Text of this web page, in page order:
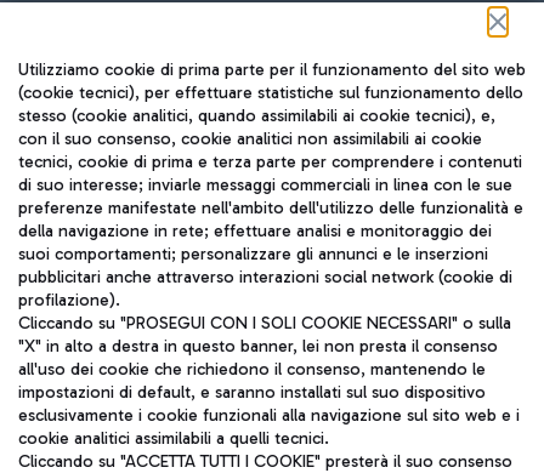
Seguici sui social
TRAVEL JOURNAL
ITA
Aeroporti di Roma S.p.A. - Società soggetta a direzione e
coordinamento di Mundys S.p.A.
Utilizziamo cookie di prima parte per il funzionamento del sito web
(cookie tecnici), per effettuare statistiche sul funzionamento dello
stesso (cookie analitici, quando assimilabili ai cookie tecnici), e,
con il suo consenso, cookie analitici non assimilabili ai cookie
tecnici, cookie di prima e terza parte per comprendere i contenuti
di suo interesse; inviarle messaggi commerciali in linea con le sue
preferenze manifestate nell'ambito dell'utilizzo delle funzionalità e
della navigazione in rete; effettuare analisi e monitoraggio dei
suoi comportamenti; personalizzare gli annunci e le inserzioni
pubblicitari anche attraverso interazioni social network (cookie di
profilazione).
Cliccando su "PROSEGUI CON I SOLI COOKIE NECESSARI" o sulla
"X" in alto a destra in questo banner, lei non presta il consenso
all'uso dei cookie che richiedono il consenso, mantenendo le
impostazioni di default, e saranno installati sul suo dispositivo
esclusivamente i cookie funzionali alla navigazione sul sito web e i
cookie analitici assimilabili a quelli tecnici.
Cliccando su "ACCETTA TUTTI I COOKIE" presterà il suo consenso